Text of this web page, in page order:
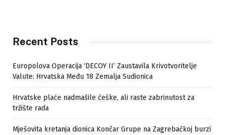
Recent Posts
Europolova Operacija ‘DECOY II’ Zaustavila Krivotvoritelje
Valute: Hrvatska Među 18 Zemalja Sudionica
Hrvatske plaće nadmašile češke, ali raste zabrinutost za
tržište rada
Mješovita kretanja dionica Končar Grupe na Zagrebačkoj burzi